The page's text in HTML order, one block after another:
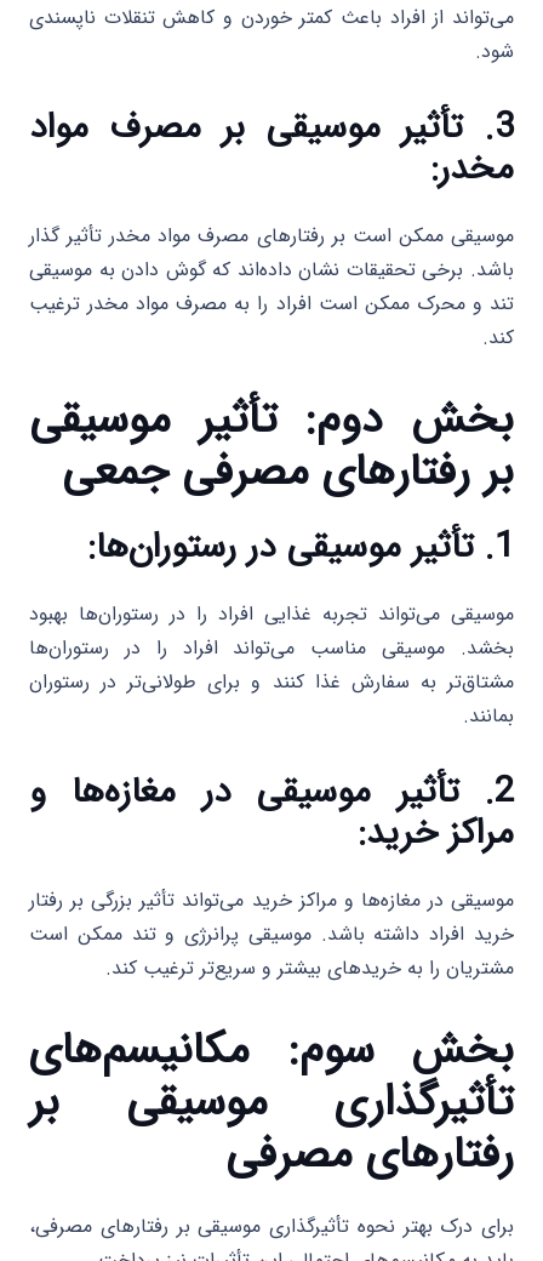
می‌تواند از افراد باعث کمتر خوردن و کاهش تنقلات ناپسندی
شود.
3. تأثیر موسیقی بر مصرف مواد
مخدر:
موسیقی ممکن است بر رفتارهای مصرف مواد مخدر تأثیر گذار
باشد. برخی تحقیقات نشان داده‌اند که گوش دادن به موسیقی
تند و محرک ممکن است افراد را به مصرف مواد مخدر ترغیب
کند.
بخش دوم: تأثیر موسیقی
بر رفتارهای مصرفی جمعی
1. تأثیر موسیقی در رستوران‌ها:
موسیقی می‌تواند تجربه غذایی افراد را در رستوران‌ها بهبود
بخشد. موسیقی مناسب می‌تواند افراد را در رستوران‌ها
مشتاق‌تر به سفارش غذا کنند و برای طولانی‌تر در رستوران
بمانند.
2. تأثیر موسیقی در مغازه‌ها و
مراکز خرید:
موسیقی در مغازه‌ها و مراکز خرید می‌تواند تأثیر بزرگی بر رفتار
خرید افراد داشته باشد. موسیقی پرانرژی و تند ممکن است
مشتریان را به خریدهای بیشتر و سریع‌تر ترغیب کند.
بخش سوم: مکانیسم‌های
تأثیرگذاری موسیقی بر
رفتارهای مصرفی
برای درک بهتر نحوه تأثیرگذاری موسیقی بر رفتارهای مصرفی،